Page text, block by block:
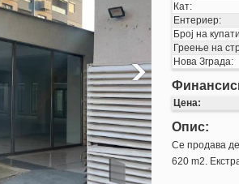
Кат:
Ентериер:
Број на
Греење на
Нова Зграда:
Цена:
Опис:
Се продава
620 m2.